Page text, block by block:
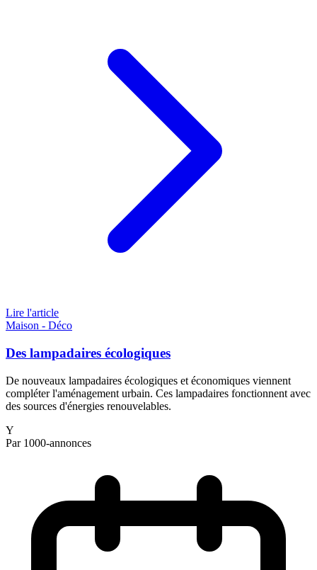
Lire l'article
Maison - Déco
Des lampadaires écologiques
De nouveaux lampadaires écologiques et économiques viennent
compléter l'aménagement urbain. Ces lampadaires fonctionnent avec
des sources d'énergies renouvelables.
Y
Par 1000-annonces